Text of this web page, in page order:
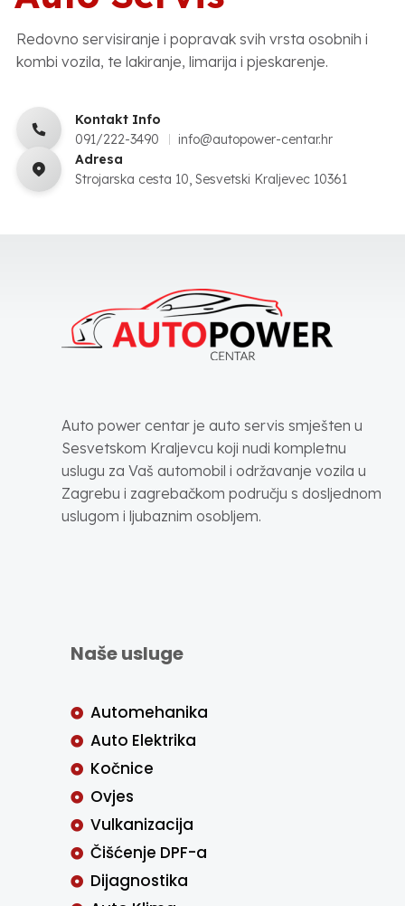
Redovno servisiranje i popravak svih vrsta osobnih i
kombi vozila, te lakiranje, limarija i pjeskarenje.
Kontakt Info
091/222-3490
info@autopower-centar.hr
Adresa
Strojarska cesta 10, Sesvetski Kraljevec 10361
Auto power centar je auto servis smješten u
Sesvetskom Kraljevcu koji nudi kompletnu
uslugu za Vaš automobil i održavanje vozila u
Zagrebu i zagrebačkom području s dosljednom
uslugom i ljubaznim osobljem.
Naše usluge
Automehanika
Auto Elektrika
Kočnice
Ovjes
Vulkanizacija
Čišćenje DPF-a
Dijagnostika